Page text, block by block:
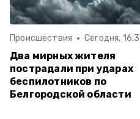
Происшествия Сегодня,
Два мирных жителя
пострадали при ударах
беспилотников по
Белгородской области